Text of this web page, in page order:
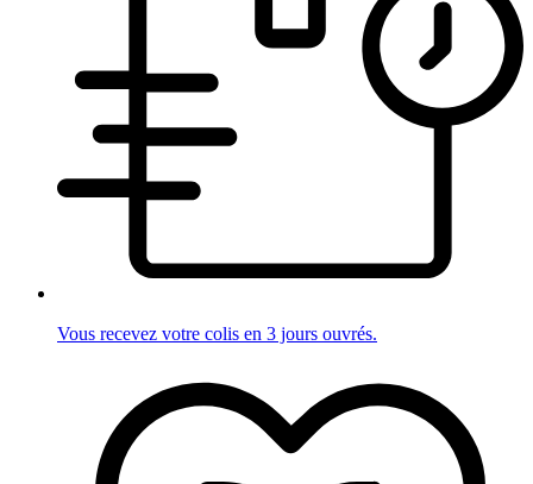
Vous recevez votre colis en 3 jours ouvrés.